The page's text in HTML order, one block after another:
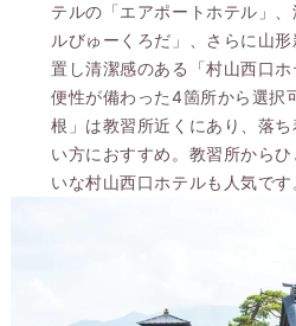
テルの「エアポートホテル」
ルびゅーくろだ」、さらに山
置し清潔感のある「村山西口
便性が備わった4箇所から選択
根」は教習所近くにあり、落
い方におすすめ。教習所から
いな村山西口ホテルも人気です